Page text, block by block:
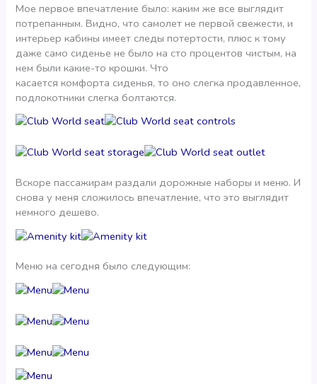
Мое первое впечатление было: каким же все выглядит
потрепанным. Видно, что самолет не первой свежести, и
интерьер кабины имеет следы потертости, плюс к тому
даже само сиденье не было на сто процентов чистым, на
нем были какие-то крошки. Что
касается комфорта сиденья, то оно слегка продавленное,
подлокотники слегка болтаются.
Вскоре пассажирам раздали дорожные наборы и меню. И
снова у меня сложилось впечатление, что это выглядит
немного дешево.
Меню на сегодня было следующим: